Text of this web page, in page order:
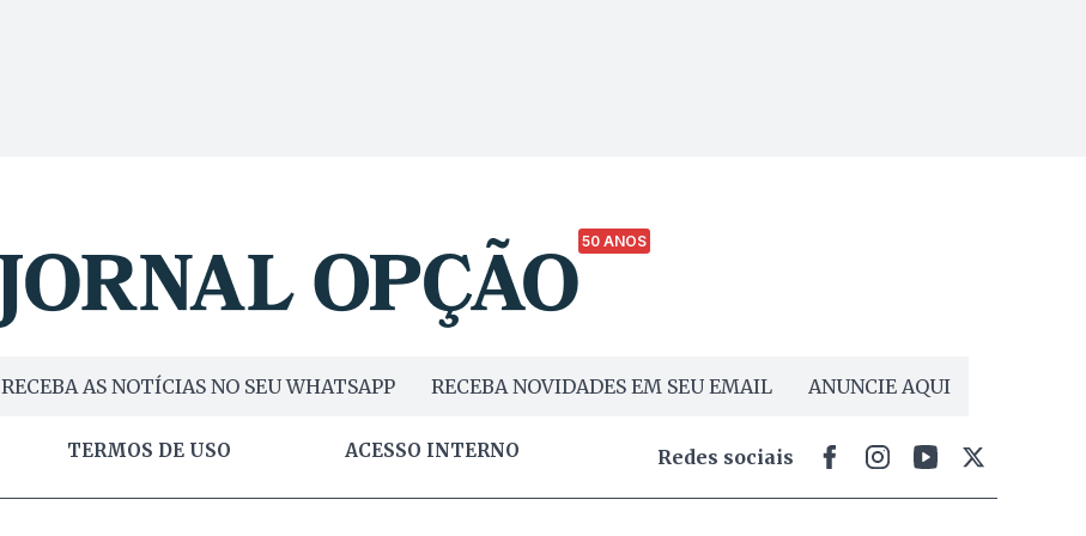
50 ANOS
RECEBA AS NOTÍCIAS NO SEU WHATSAPP RECEBA NOVIDADES EM SEU EMAIL ANUNCIE AQUI
TERMOS DE USO ACESSO INTERNO Redes sociais